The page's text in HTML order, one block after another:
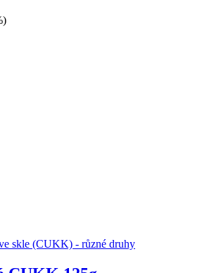
skle (CUKK) - různé druhy